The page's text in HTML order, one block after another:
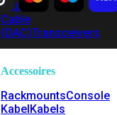
Attach
Cable
(DAC)Transceivers
Accessoires
RackmountsConsole
KabelKabels